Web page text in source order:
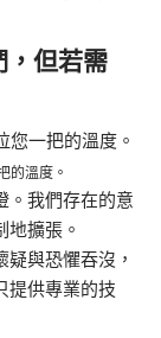
，但若需
的溫度。
。我們存在的意
擴張。
與恐懼吞沒，
提供專業的技